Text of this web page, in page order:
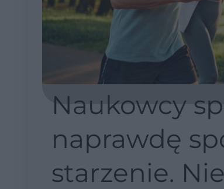
Naukowcy
naprawdę
starzenie.